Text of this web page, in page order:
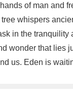
of man and
whispers
in the tranquility
wonder that lies
us. Eden is